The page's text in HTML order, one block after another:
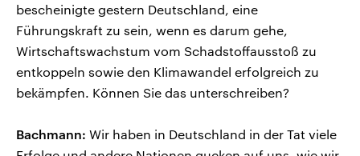
bescheinigte gestern Deutschland, eine
Führungskraft zu sein, wenn es darum gehe,
Wirtschaftswachstum vom Schadstoffausstoß zu
entkoppeln sowie den Klimawandel erfolgreich zu
bekämpfen. Können Sie das unterschreiben?
Bachmann: Wir haben in Deutschland in der Tat viele